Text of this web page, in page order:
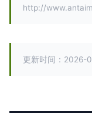
http://
更新时间：2026-